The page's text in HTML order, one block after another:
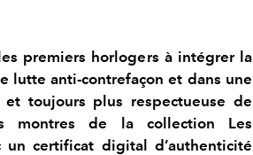
premiers horlogers à intégrer la
lutte anti-contrefaçon et dans une
toujours plus respectueuse de
montres de la collection Les
un certificat digital d’authenticité